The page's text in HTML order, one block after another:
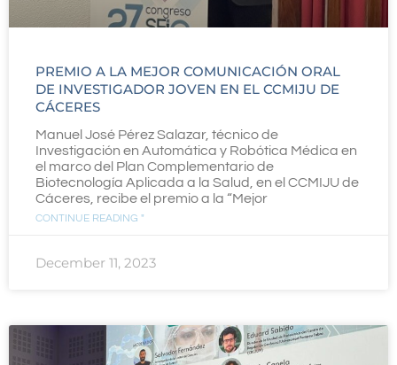
PREMIO A LA MEJOR COMUNICACIÓN ORAL
DE INVESTIGADOR JOVEN EN EL CCMIJU DE
CÁCERES
Manuel José Pérez Salazar, técnico de
Investigación en Automática y Robótica Médica en
el marco del Plan Complementario de
Biotecnología Aplicada a la Salud, en el CCMIJU de
Cáceres, recibe el premio a la “Mejor
CONTINUE READING "
December 11, 2023